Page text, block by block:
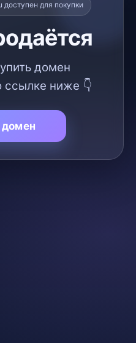
для покупки
домен
ссылке ниже 👇
домен